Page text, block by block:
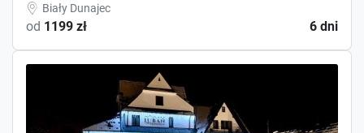
Biały Dunajec
od 1199 zł 6 dni